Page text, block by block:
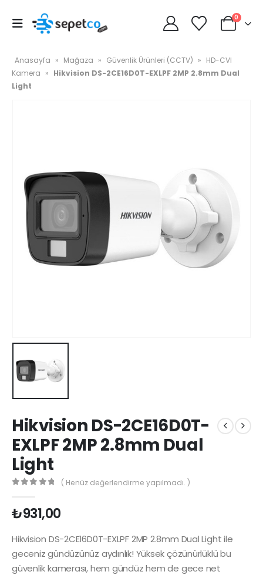
0
Anasayfa » Mağaza » Güvenlik Ürünleri (CCTV) » HD-CVI
Kamera » Hikvision DS-2CE16D0T-EXLPF 2MP 2.8mm Dual
Light
Hikvision DS-2CE16D0T-
EXLPF 2MP 2.8mm Dual
Light
( Henüz değerlendirme yapılmadı. )
₺931,00
Hikvision DS-2CE16D0T-EXLPF 2MP 2.8mm Dual Light ile
geceniz gündüzünüz aydınlık! Yüksek çözünürlüklü bu
güvenlik kamerası, hem gündüz hem de gece net